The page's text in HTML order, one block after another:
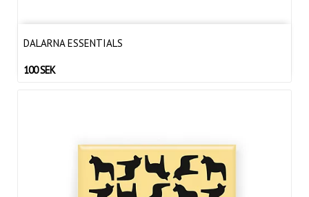
DALARNA ESSENTIALS
100 SEK